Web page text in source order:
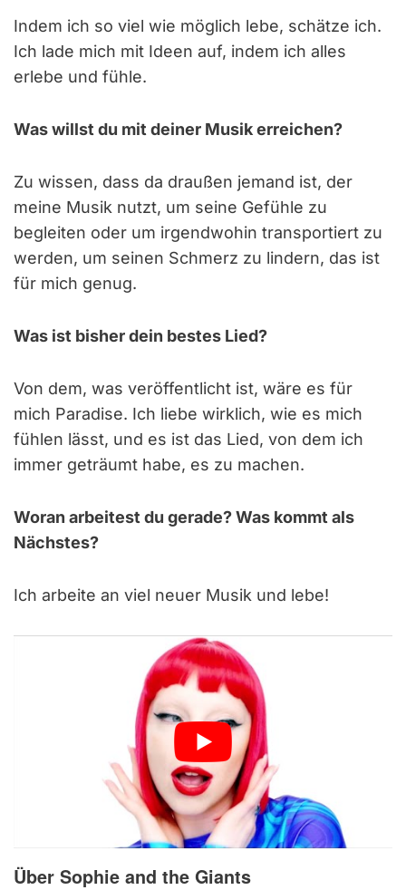
Indem ich so viel wie möglich lebe, schätze ich.
Ich lade mich mit Ideen auf, indem ich alles
erlebe und fühle.
Was willst du mit deiner Musik erreichen?
Zu wissen, dass da draußen jemand ist, der
meine Musik nutzt, um seine Gefühle zu
begleiten oder um irgendwohin transportiert zu
werden, um seinen Schmerz zu lindern, das ist
für mich genug.
Was ist bisher dein bestes Lied?
Von dem, was veröffentlicht ist, wäre es für
mich Paradise. Ich liebe wirklich, wie es mich
fühlen lässt, und es ist das Lied, von dem ich
immer geträumt habe, es zu machen.
Woran arbeitest du gerade? Was kommt als
Nächstes?
Ich arbeite an viel neuer Musik und lebe!
Über Sophie and the Giants